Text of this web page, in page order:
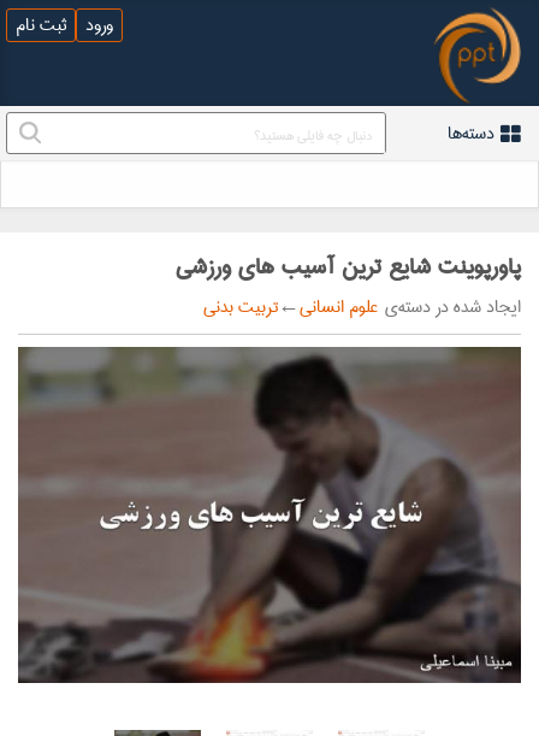
ورود ثبت نام
دسته‌ها
پاورپوینت شایع ترین آسیب های ورزشی
ایجاد شده در دسته‌ی علوم انسانی←تربیت بدنی